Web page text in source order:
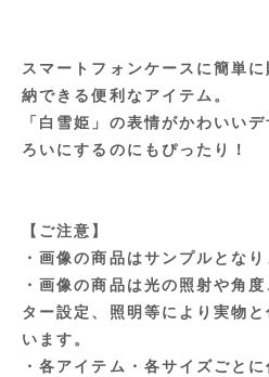
スマートフォンケースに簡単
納できる便利なアイテム。
「白雪姫」の表情がかわいい
ろいにするのにもぴったり！
【ご注意】
・画像の商品はサンプルとなり
・画像の商品は光の照射や角
ター設定、照明等により実物
います。
・各アイテム・各サイズごと